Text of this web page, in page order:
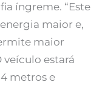
íngreme. “Este
maior e,
maior
veículo estará
metros e